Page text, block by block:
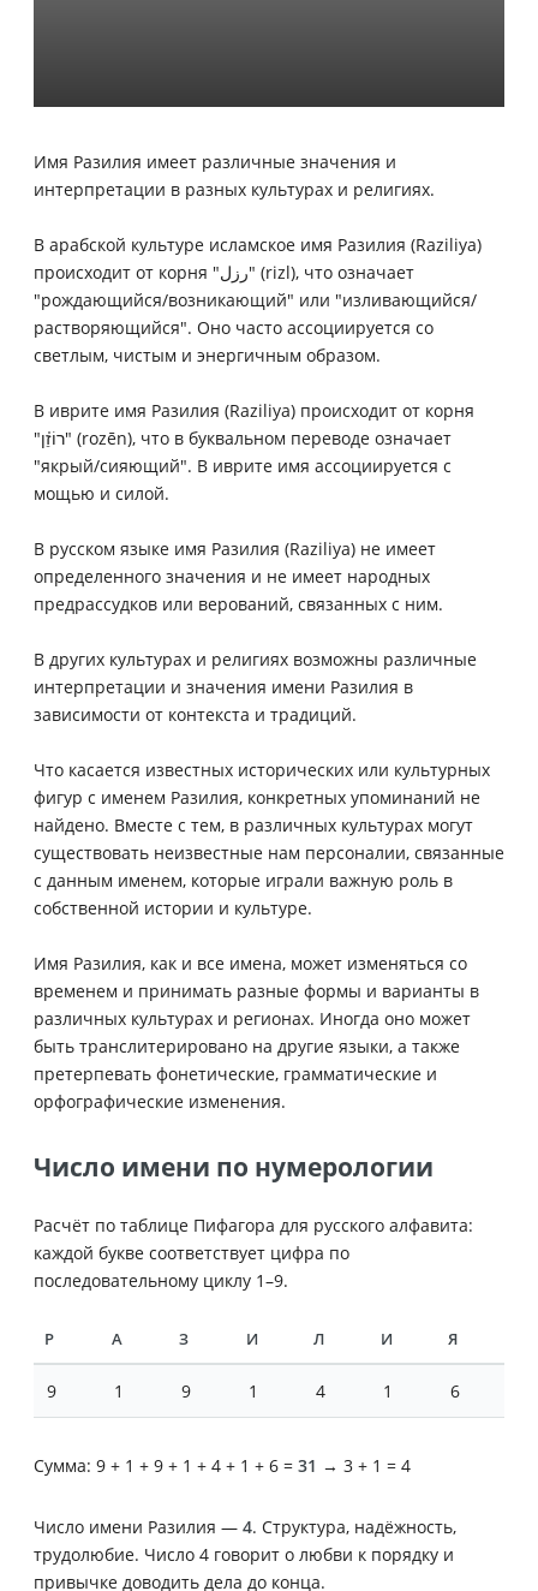
Имя Разилия имеет различные значения и
интерпретации в разных культурах и религиях.
В арабской культуре исламское имя Разилия (Raziliya)
происходит от корня "رزل" (rizl), что означает
"рождающийся/возникающий" или "изливающийся/
растворяющийся". Оно часто ассоциируется со
светлым, чистым и энергичным образом.
В иврите имя Разилия (Raziliya) происходит от корня
"רוֹזֵ֫ן" (rozēn), что в буквальном переводе означает
"якрый/сияющий". В иврите имя ассоциируется с
мощью и силой.
В русском языке имя Разилия (Raziliya) не имеет
определенного значения и не имеет народных
предрассудков или верований, связанных с ним.
В других культурах и религиях возможны различные
интерпретации и значения имени Разилия в
зависимости от контекста и традиций.
Что касается известных исторических или культурных
фигур с именем Разилия, конкретных упоминаний не
найдено. Вместе с тем, в различных культурах могут
существовать неизвестные нам персоналии, связанные
с данным именем, которые играли важную роль в
собственной истории и культуре.
Имя Разилия, как и все имена, может изменяться со
временем и принимать разные формы и варианты в
различных культурах и регионах. Иногда оно может
быть транслитерировано на другие языки, а также
претерпевать фонетические, грамматические и
орфографические изменения.
Число имени по нумерологии
Расчёт по таблице Пифагора для русского алфавита:
каждой букве соответствует цифра по
последовательному циклу 1–9.
Р А З И Л И Я
9 1 9 1 4 1 6
Сумма: 9 + 1 + 9 + 1 + 4 + 1 + 6 = 31 → 3 + 1 = 4
Число имени Разилия — 4. Структура, надёжность,
трудолюбие. Число 4 говорит о любви к порядку и
привычке доводить дела до конца.